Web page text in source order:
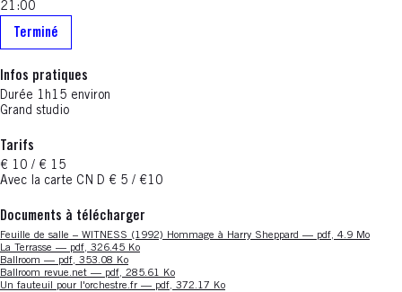
21:00
Terminé
Infos pratiques
Durée 1h15 environ
Grand studio
Tarifs
€ 10 / € 15
Avec la carte CN D € 5 / €10
Documents à télécharger
Nouvelle fenêtre
Feuille de salle – WITNESS (1992) Hommage à Harry Sheppard — pdf, 4.9 Mo
Nouvelle fenêtre
La Terrasse — pdf, 326.45 Ko
Nouvelle fenêtre
Ballroom — pdf, 353.08 Ko
Nouvelle fenêtre
Ballroom revue.net — pdf, 285.61 Ko
Nouvelle fenêtre
Un fauteuil pour l'orchestre.fr — pdf, 372.17 Ko